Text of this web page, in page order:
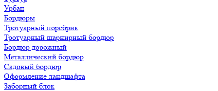
Урбан
Бордюры
Тротуарный поребрик
Тротуарный шарнирный бордюр
Бордюр дорожный
Металлический бордюр
Садовый бордюр
Оформление ландшафта
Заборный блок